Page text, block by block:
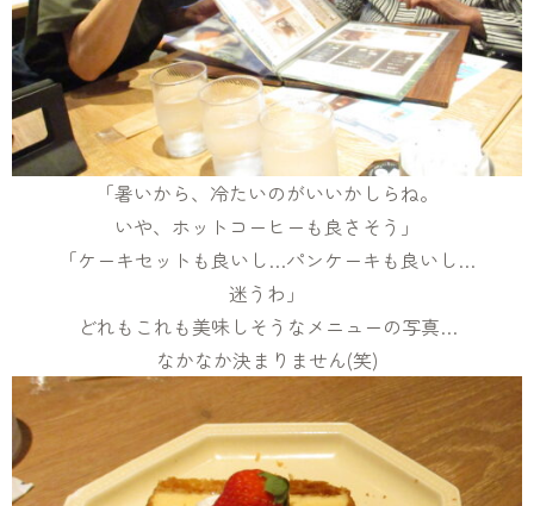
「暑いから、冷たいのがいいかしらね。
いや、ホットコーヒーも良さそう」
「ケーキセットも良いし…パンケーキも良いし…
迷うわ」
どれもこれも美味しそうなメニューの写真…
なかなか決まりません(笑)